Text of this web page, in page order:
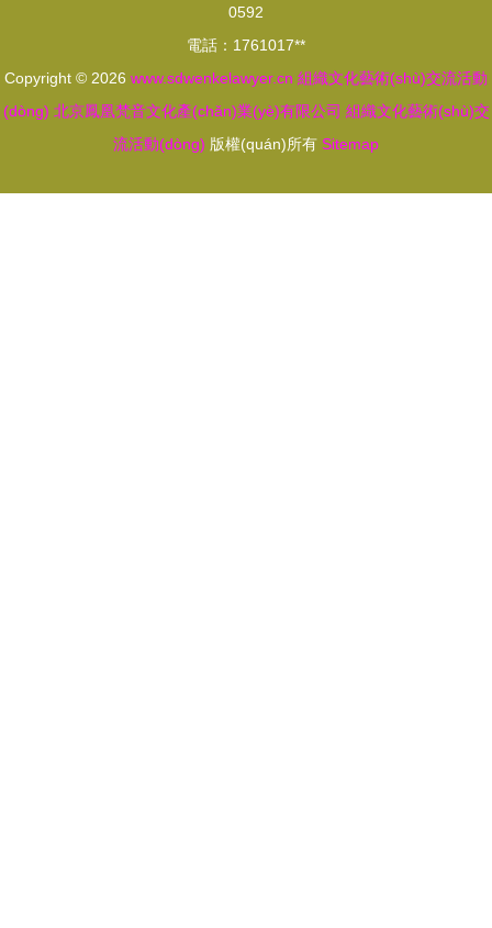
(cè)記
0592
電話：1761017**
Copyright © 2026 www.sdwenkelawyer.cn 組織文化藝術(shù)交流活動
(dòng) 北京鳳凰梵音文化產(chǎn)業(yè)有限公司 組織文化藝術(shù)交
流活動(dòng) 版權(quán)所有 Sitemap